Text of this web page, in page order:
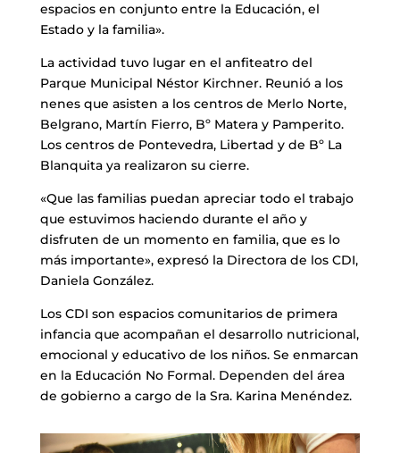
espacios en conjunto entre la Educación, el
Estado y la familia».
La actividad tuvo lugar en el anfiteatro del
Parque Municipal Néstor Kirchner. Reunió a los
nenes que asisten a los centros de Merlo Norte,
Belgrano, Martín Fierro, Bº Matera y Pamperito.
Los centros de Pontevedra, Libertad y de Bº La
Blanquita ya realizaron su cierre.
«Que las familias puedan apreciar todo el trabajo
que estuvimos haciendo durante el año y
disfruten de un momento en familia, que es lo
más importante», expresó la Directora de los CDI,
Daniela González.
Los CDI son espacios comunitarios de primera
infancia que acompañan el desarrollo nutricional,
emocional y educativo de los niños. Se enmarcan
en la Educación No Formal. Dependen del área
de gobierno a cargo de la Sra. Karina Menéndez.